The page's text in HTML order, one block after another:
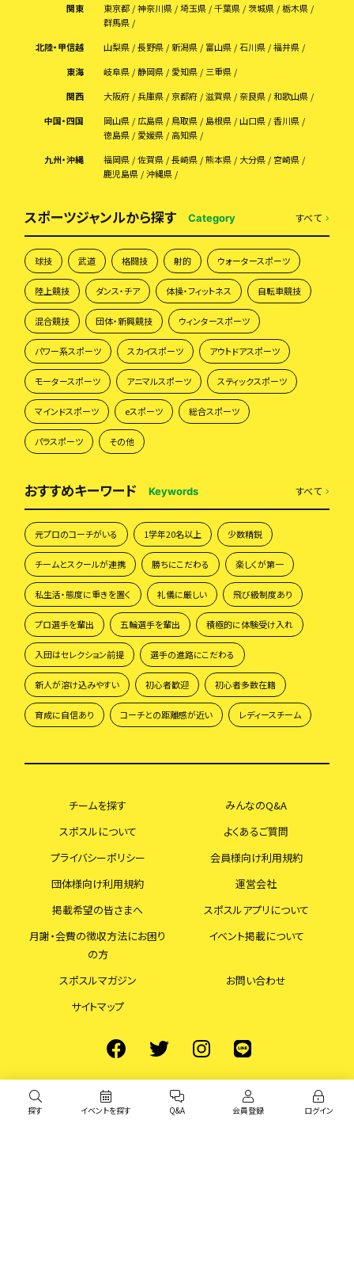
関東
東京都 神奈川県 埼玉県 千葉県 茨城県
栃木県
群馬県
北陸・甲信越
山梨県 長野県 新潟県 富山県 石川県
福井県
東海
岐阜県 静岡県 愛知県
三重県
関西
大阪府 兵庫県 京都府 滋賀県 奈良県
和歌山県
中国・四国
岡山県 広島県 鳥取県 島根県 山口県
香川県
徳島県
愛媛県
高知県
九州・沖縄
福岡県 佐賀県 長崎県 熊本県 大分県
宮崎県
鹿児島県
沖縄県
スポーツジャンルから探す Category すべて
球技 武道 格闘技 射的 ウォータースポーツ
陸上競技 ダンス・チア 体操・フィットネス 自転車競技
混合競技 団体・新興競技 ウィンタースポーツ
パワー系スポーツ スカイスポーツ アウトドアスポーツ
モータースポーツ アニマルスポーツ スティックスポーツ
マインドスポーツ eスポーツ 総合スポーツ
パラスポーツ その他
おすすめキーワード Keywords すべて
元プロのコーチがいる 1学年20名以上 少数精鋭
チームとスクールが連携 勝ちにこだわる 楽しくが第一
私生活・態度に重きを置く 礼儀に厳しい 飛び級制度あり
プロ選手を輩出 五輪選手を輩出 積極的に体験受け入れ
入団はセレクション前提 選手の進路にこだわる
新人が溶け込みやすい 初心者歓迎 初心者多数在籍
育成に自信あり コーチとの距離感が近い レディースチーム
チームを探す
みんなのQ&A
スポスルについて
よくあるご質問
プライバシーポリシー
会員様向け利用規約
団体様向け利用規約
運営会社
掲載希望の皆さまへ
スポスルアプリについて
月謝・会費の徴収方法にお困り
の方
イベント掲載について
スポスルマガジン
お問い合わせ
サイトマップ
探す イベントを探す Q&A 会員登録 ログイン